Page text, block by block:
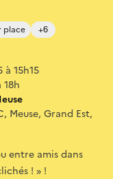
place +6
à 15h15
Meuse, Grand Est,
entre amis dans
! » !